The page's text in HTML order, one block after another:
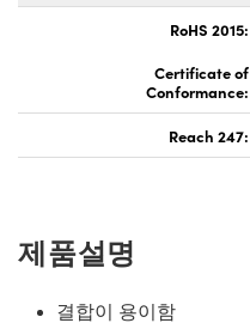
RoHS 2015:
Certificate of
Conformance:
Reach 247:
제품설명
결합이 용이함